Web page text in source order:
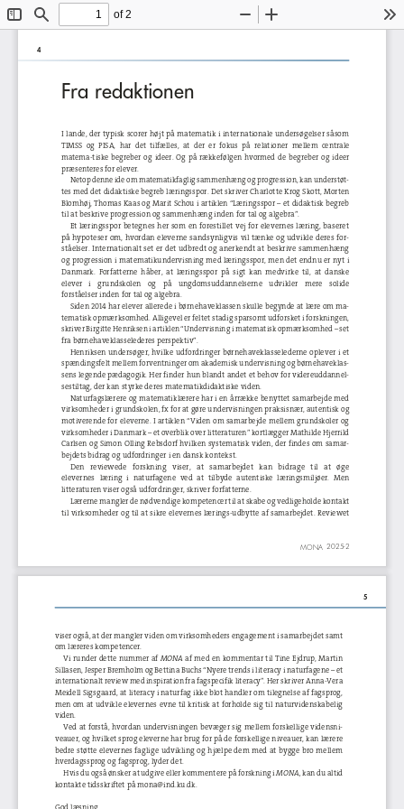
ToggleFind
of 2
Zoom
4
MONA 2025-2
Fra redaktionen
I  lande,  der  typisk  scorer  højt  på  matematik  i  internationale  undersøgelser  såsom
TIMSS   og   PISA,   har   det   tilfælles,   at   der   er   fokus   på   relationer   mellem   centrale
matema-tiske  begreber  og  ideer.  Og  på  rækkefølgen  hvormed  de  begreber  og  ideer
præsenteres for elever.
Netop denne ide om matematikfaglig sammenhæng og progression, kan understøt-
tes med det didaktiske begreb læringsspor. Det skriver Charlotte Krog Skott, Morten
Blomhøj, Thomas Kaas og Marit Schou i artiklen “Læringsspor – et didaktisk begreb
til at beskrive progression og sammenhæng inden for tal og algebra”.
Et  læringsspor  betegnes  her  som  en  forestillet  vej  for  elevernes  læring,  baseret
på  hypoteser  om,  hvordan  eleverne  sandsynligvis  vil  tænke  og  udvikle  deres  for-
ståelser.  Internationalt  set  er  det  udbredt  og  anerkendt  at  beskrive  sammenhæng
og progression i matematikundervisning med læringsspor, men det endnu er nyt i
Danmark.  Forfatterne  håber,  at læringsspor
  på  sigt  kan  medvirke  til,  at  danske
elever
i    grundskolen    og    på    ungdomsuddannelserne    udvikler    mere    solide
forståelser inden for tal og algebra.
Siden 2014 har elever allerede i børnehaveklassen skulle begynde at lære om ma-
tematisk opmærksomhed. Alligevel er feltet stadig sparsomt udforsket i forskningen,
skriver Birgitte Henriksen i artiklen “Undervisning i matematisk opmærksomhed – set
fra børnehaveklasselederes perspektiv”.
Henriksen  undersøger,  hvilke  udfordringer  børnehaveklasselederne  oplever  i  et
spændingsfelt mellem forventninger om akademisk undervisning og børnehaveklas
sens legende pædagogik. Her finder hun blandt andet et behov for videreuddannel-
sestiltag, der kan styrke deres matematikdidaktiske viden.
Naturfagslærere og matematiklærere har i en årrække benyttet samarbejde med
virksomheder i grundskolen, fx for at gøre undervisningen praksisnær, autentisk og
motiverende for eleverne. I artiklen “Viden om samarbejde mellem grundskoler og
virksomheder i Danmark – et overblik over litteraturen” kortlægger Mathilde Hjerrild
Carlsen og Simon Olling Rebsdorf hvilken systematisk viden, der findes om samar-
bejdets bidrag og udfordringer i en dansk kontekst.
Den
reviewede    forskning    viser,    at    samarbejdet    kan    bidrage    til    at    øge
elevernes
læring   i   naturfagene   ved   at   tilbyde   autentiske   læringsmiljøer.   Men
litteraturen viser også udfordringer, skriver forfatterne.
Lærerne mangler de nødvendige kompetencer til at skabe og vedligeholde kontakt
til virksomheder og til at sikre elevernes lærings-udbytte af samarbejdet. Reviewet
5
viser også, at der mangler viden om virksomheders engagement i samarbejdet samt
om læreres kompetencer.
Vi runder dette nummer af MONA af med en kommentar til Tine Ejdrup, Martin
Sillasen, Jesper Bremholm og Bettina Buchs “Nyere trends i literacy i naturfagene – et
internationalt review med inspiration fra fagspecifik literacy”. Her skriver Anna-Vera
Meidell Sigsgaard, at literacy i naturfag ikke blot handler om tilegnelse af fagsprog,
men om at udvikle elevernes evne til kritisk at forholde sig til naturvidenskabelig
viden.
Ved at forstå, hvordan undervisningen bevæger sig mellem forskellige vidensni
veauer, og hvilket sprog eleverne har brug for på de forskellige niveauer, kan lærere
bedre støtte elevernes faglige udvikling og hjælpe dem med at bygge bro mellem
hverdagssprog og fagsprog, lyder det.
Hvis du også ønsker at udgive eller kommentere på forskning i MONA, kan du altid
kontakte tidsskriftet på mona@ind.ku.dk.
God læsning.